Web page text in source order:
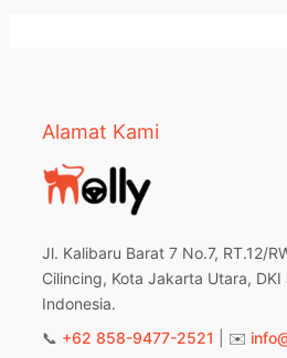
Alamat Kami
Jl. Kalibaru Barat 7 No.7, RT.12/
Cilincing, Kota Jakarta Utara, DKI
Indonesia.
📞 +62 858-9477-2521 | ✉️